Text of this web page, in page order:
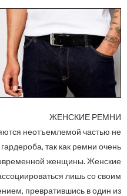
ЖЕНСКИЕ РЕМНИ
неотъемлемой частью не
так как ремни очень
женщины. Женские
лишь со своим
превратившись в один из